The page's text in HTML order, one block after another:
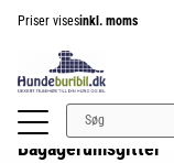
Priser visesinkl. moms
Bagagerumsgitter